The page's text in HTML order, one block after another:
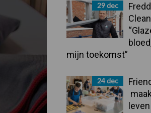
29 dec
mijn toekomst”
24 dec
leven